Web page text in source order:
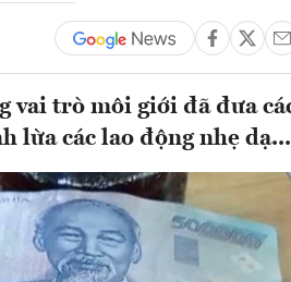
vai trò môi giới đã đưa
lừa các lao động nhẹ dạ...